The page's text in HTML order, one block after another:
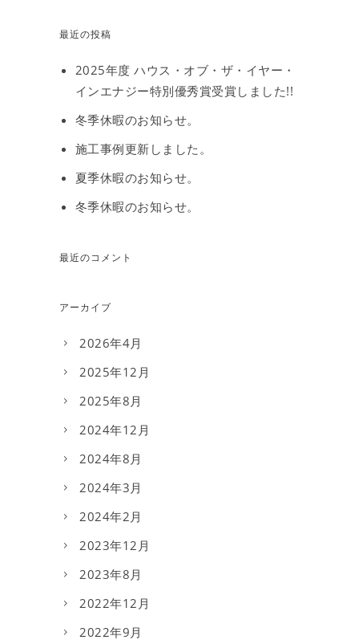
最近の投稿
2025年度 ハウス・オブ・ザ・イヤー・
インエナジー特別優秀賞受賞しました!!
冬季休暇のお知らせ。
施工事例更新しました。
夏季休暇のお知らせ。
冬季休暇のお知らせ。
最近のコメント
アーカイブ
2026年4月
2025年12月
2025年8月
2024年12月
2024年8月
2024年3月
2024年2月
2023年12月
2023年8月
2022年12月
2022年9月